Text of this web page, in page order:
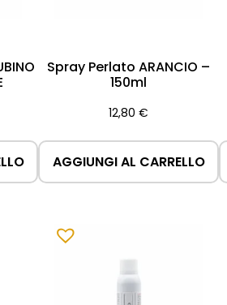
Spray Perlato ARANCIO –
150ml
12,80€
AGGIUNGI AL CARRELLO